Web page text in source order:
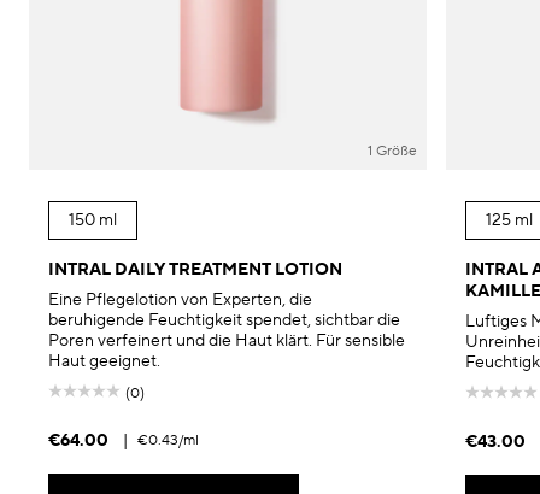
1 Größe
150 ml
INTRAL DAILY TREATMENT LOTION
Eine Pflegelotion von Experten, die
beruhigende Feuchtigkeit spendet, sichtbar die
Poren verfeinert und die Haut klärt. Für sensible
Haut geeignet.
(0)
€64.00 | €0.43/ml
125 ml
INTRAL
KAMILLE
Luftiges
€43.00